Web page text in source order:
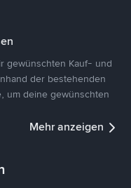
gewünschten Kauf- und
der bestehenden
um deine gewünschten
Mehr anzeigen